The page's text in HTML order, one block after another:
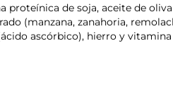
proteínica de soja, aceite de
(manzana, zanahoria,
ascórbico), hierro y vitamina